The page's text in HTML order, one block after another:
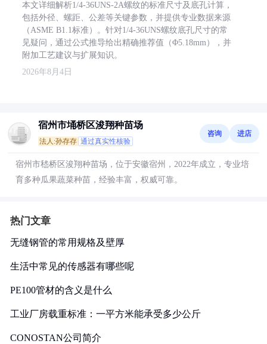
本文详细解析1/4-36UNS-2A螺纹的标准尺寸及底孔计算，
包括外径、螺距、公差等关键参数，并提供专业数据来源
（ASME B1.1标准）。针对1/4-36UNS螺纹底孔尺寸的常
见疑问，通过公式推导给出精确推荐值（Φ5.18mm），并
附加工艺建议与扩展知识。
2026年8月4日
宿州市埇桥区浚翔种苗场
法人:孙存存 通过真实性核验
咨询 进店
宿州市嵇桥区浚翔种苗场，位于安徽宿州，2022年成立，专业培
育多种瓜果蔬菜种苗，经验丰富，权威可靠。
热门文章
无缝钢管的常用规格及壁厚
生活中常见的传感器有哪些呢
PE100管材的含义是什么
工业厂房载重标准：一平方米能承受多少公斤
CONOSTAN公司简介